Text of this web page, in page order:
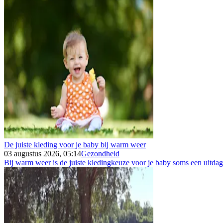
De juiste kleding voor je baby bij warm weer
03 augustus 2026, 05:14Gezondheid
Bij warm weer is de juiste kledingkeuze voor je baby soms een